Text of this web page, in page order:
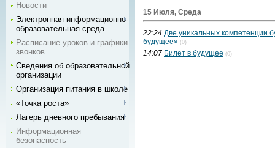
Новости
Электронная информационно-
образовательная среда
Расписание уроков и графики
звонков
Сведения об образовательной
организации
Организация питания в школе
«Точка роста»
Лагерь дневного пребывания
Информационная
безопасность
15 Июля, Среда
22:24 Две уникальных компетенции
будущее» (0)
14:07 Билет в будущее (0)